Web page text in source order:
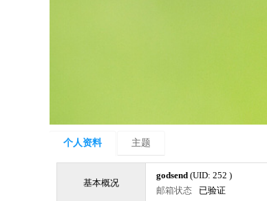
个人资料 主题
基本概况
godsend (UID: 252 )
邮箱状态
已验证